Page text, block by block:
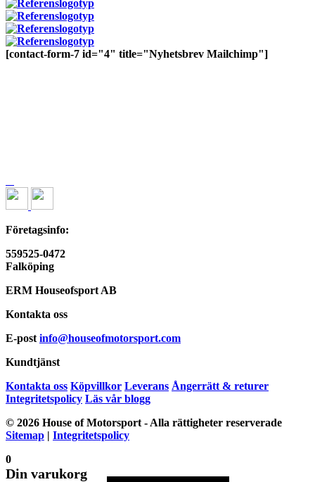
[contact-form-7 id="4" title="Nyhetsbrev Mailchimp"]
Företagsinfo:
559525-0472
Falköping
ERM Houseofsport AB
Kontakta oss
E-post info@houseofmotorsport.com
Kundtjänst
Kontakta oss Köpvillkor Leverans Ångerrätt & returer
Integritetspolicy Läs vår blogg
© 2026 House of Motorsport - Alla rättigheter reserverade
Sitemap | Integritetspolicy
0
Din varukorg